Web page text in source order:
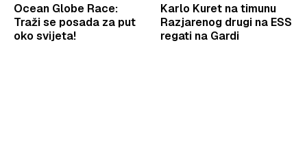
Ocean Globe Race:
Traži se posada za put
oko svijeta!
Karlo Kuret na timunu
Razjarenog drugi na ESS
regati na Gardi